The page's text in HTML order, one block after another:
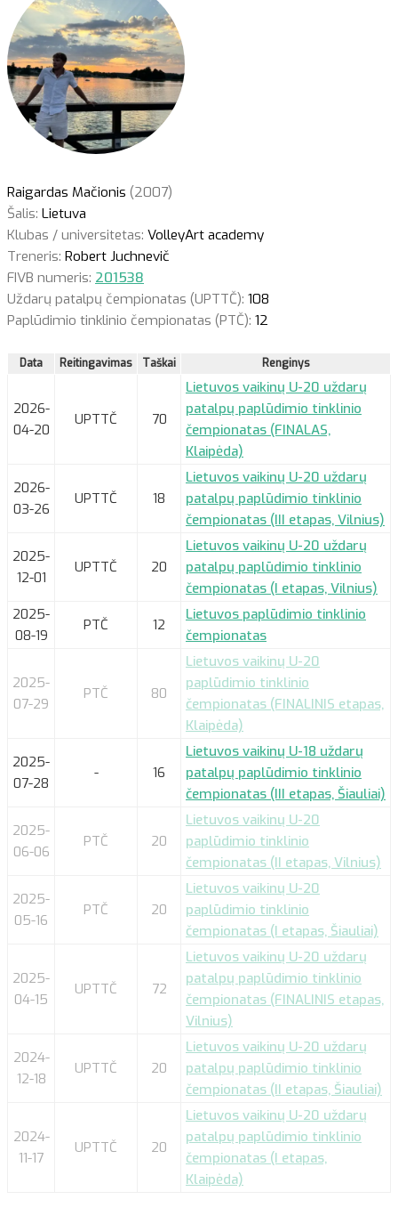
Raigardas Mačionis (2007)
Šalis: Lietuva
Klubas / universitetas: VolleyArt academy
Treneris: Robert Juchnevič
FIVB numeris: 201538
Uždarų patalpų čempionatas (UPTTČ): 108
Paplūdimio tinklinio čempionatas (PTČ): 12
Data Reitingavimas Taškai Renginys
2026-
04-20
UPTTČ 70
Lietuvos vaikinų U-20 uždarų
patalpų paplūdimio tinklinio
čempionatas (FINALAS,
Klaipėda)
2026-
03-26
UPTTČ 18
Lietuvos vaikinų U-20 uždarų
patalpų paplūdimio tinklinio
čempionatas (III etapas, Vilnius)
2025-
12-01
UPTTČ 20
Lietuvos vaikinų U-20 uždarų
patalpų paplūdimio tinklinio
čempionatas (I etapas, Vilnius)
2025-
08-19
PTČ 12
Lietuvos paplūdimio tinklinio
čempionatas
2025-
07-29
PTČ 80
Lietuvos vaikinų U-20
paplūdimio tinklinio
čempionatas (FINALINIS etapas,
Klaipėda)
2025-
07-28
- 16
Lietuvos vaikinų U-18 uždarų
patalpų paplūdimio tinklinio
čempionatas (III etapas, Šiauliai)
2025-
06-06
PTČ 20
Lietuvos vaikinų U-20
paplūdimio tinklinio
čempionatas (II etapas, Vilnius)
2025-
05-16
PTČ 20
Lietuvos vaikinų U-20
paplūdimio tinklinio
čempionatas (I etapas, Šiauliai)
2025-
04-15
UPTTČ 72
Lietuvos vaikinų U-20 uždarų
patalpų paplūdimio tinklinio
čempionatas (FINALINIS etapas,
Vilnius)
2024-
12-18
UPTTČ 20
Lietuvos vaikinų U-20 uždarų
patalpų paplūdimio tinklinio
čempionatas (II etapas, Šiauliai)
2024-
11-17
UPTTČ 20
Lietuvos vaikinų U-20 uždarų
patalpų paplūdimio tinklinio
čempionatas (I etapas,
Klaipėda)